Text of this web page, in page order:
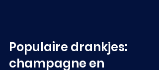
Populaire drankjes:
champagne en